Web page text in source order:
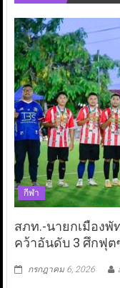
กีฬา
สภท.-นายกเมืองพั
คว้าอันดับ 3 ศึกฟุต
กรกฎาคม 6, 2026